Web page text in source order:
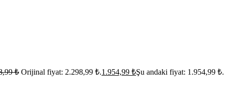
₺ Orijinal fiyat: 2.298,99 ₺.1.954,99 ₺Şu andaki fiyat: 1.954,99 ₺.